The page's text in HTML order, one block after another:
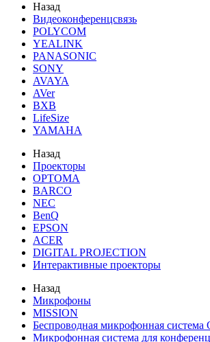
Назад
Видеоконференцсвязь
POLYCOM
YEALINK
PANASONIC
SONY
AVAYA
AVer
BXB
LifeSize
YAMAHA
Назад
Проекторы
OPTOMA
BARCO
NEC
BenQ
EPSON
ACER
DIGITAL PROJECTION
Интерактивные проекторы
Назад
Микрофоны
MISSION
Беспроводная микрофонная система
Микрофонная система для